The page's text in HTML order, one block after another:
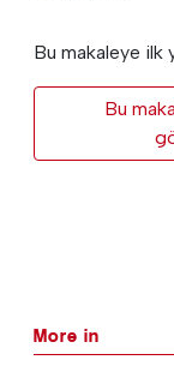
Bu makaleye ilk
Bu
More in